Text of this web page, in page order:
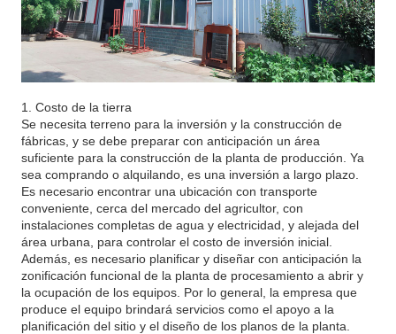
1. Costo de la tierra
Se necesita terreno para la inversión y la construcción de
fábricas, y se debe preparar con anticipación un área
suficiente para la construcción de la planta de producción. Ya
sea comprando o alquilando, es una inversión a largo plazo.
Es necesario encontrar una ubicación con transporte
conveniente, cerca del mercado del agricultor, con
instalaciones completas de agua y electricidad, y alejada del
área urbana, para controlar el costo de inversión inicial.
Además, es necesario planificar y diseñar con anticipación la
zonificación funcional de la planta de procesamiento a abrir y
la ocupación de los equipos. Por lo general, la empresa que
produce el equipo brindará servicios como el apoyo a la
planificación del sitio y el diseño de los planos de la planta.